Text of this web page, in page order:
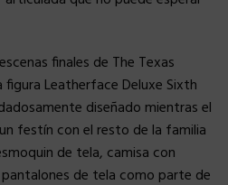
finales de The Texas
figura Leatherface Deluxe Sixth
diseñado mientras el
festín con el resto de la familia
de tela, camisa con
de tela como parte de